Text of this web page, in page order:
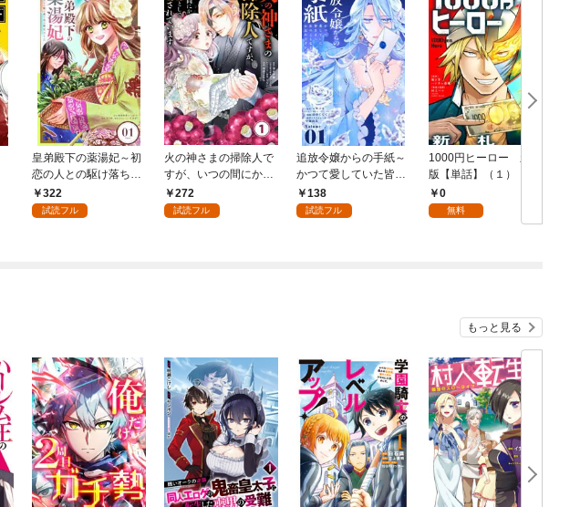
皇弟殿下の薬湯妃～初
恋の人との駆け落ち先
は後宮でした～【単
話】（１）
322
試読フル
火の神さまの掃除人で
すが、いつの間にか花
嫁として溺愛されてい
ます【単話】（１）
272
試読フル
追放令嬢からの手紙～
かつて愛していた皆さ
まへ 私のことなどお忘
れですか？～【単話】
138
試読フル
1000円ヒーロー 新札
版【単話】（１）
0
無料
もっと見る